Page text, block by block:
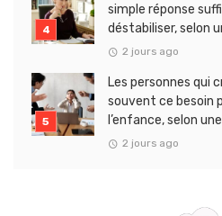
simple réponse
déstabiliser, selon
2 jours ago
Les personnes
souvent ce besoin
l’enfance, selon
2 jours ago